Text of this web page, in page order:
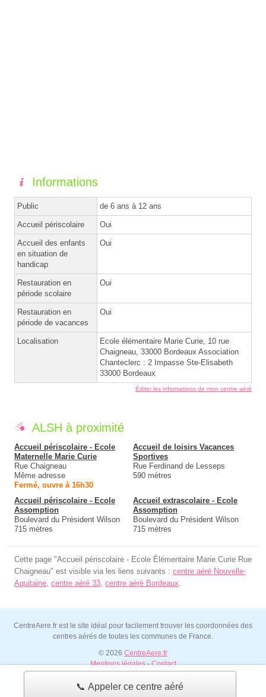
📞 Appeler ce centre aéré
Informations
Public de 6 ans à 12 ans
Accueil périscolaire Oui
Accueil des enfants
en situation de
handicap
Oui
Restauration en
période scolaire
Oui
Restauration en
période de vacances
Oui
Localisation
Ecole élémentaire Marie Curie, 10 rue
Chaigneau, 33000 Bordeaux Association
Chanteclerc : 2 Impasse Ste-Elisabeth
33000 Bordeaux
Éditer les informations de mon centre aéré
ALSH à proximité
Accueil périscolaire - Ecole
Maternelle Marie Curie
Rue Chaigneau
Même adresse
Fermé, ouvre à 16h30
Accueil de loisirs Vacances
Sportives
Rue Ferdinand de Lesseps
590 mètres
Accueil périscolaire - Ecole
Assomption
Boulevard du Président Wilson
715 mètres
Accueil extrascolaire - Ecole
Assomption
Boulevard du Président Wilson
715 mètres
Cette page "Accueil périscolaire - Ecole Élémentaire Marie Curie Rue
Chaigneau" est visible via les liens suivants : centre aéré Nouvelle-
Aquitaine, centre aéré 33, centre aéré Bordeaux.
CentreAere.fr est le site idéal pour facilement trouver les coordonnées des
centres aérés de toutes les communes de France.
© 2026 CentreAere.fr
Mentions légales-Contact